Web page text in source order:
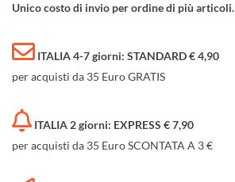
Unico costo di invio per ordine di più articoli.
ITALIA 4-7 giorni: STANDARD € 4,90
per acquisti da 35 Euro GRATIS
ITALIA 2 giorni: EXPRESS € 7,90
per acquisti da 35 Euro SCONTATA A 3 €